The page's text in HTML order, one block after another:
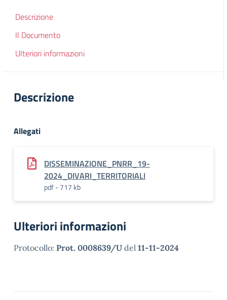
Descrizione
Il Documento
Ulteriori informazioni
Descrizione
Allegati
DISSEMINAZIONE_PNRR_19-
2024_DIVARI_TERRITORIALI
pdf - 717 kb
Ulteriori informazioni
Protocollo: Prot. 0008639/U del 11-11-2024